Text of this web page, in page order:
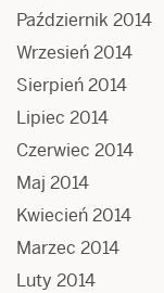
Październik 2014
Wrzesień 2014
Sierpień 2014
Lipiec 2014
Czerwiec 2014
Maj 2014
Kwiecień 2014
Marzec 2014
Luty 2014